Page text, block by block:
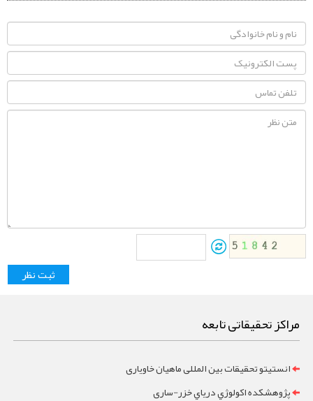
مراکز تحقیقاتی تابعه
انستیتو تحقیقات بین المللی ماهیان خاویاری
پژوهشکده اکولوژي درياي خزر-ساری